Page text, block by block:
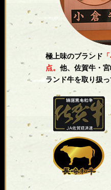
極上味のブランド
点。 他、佐賀牛・
ランド牛を取り扱っ